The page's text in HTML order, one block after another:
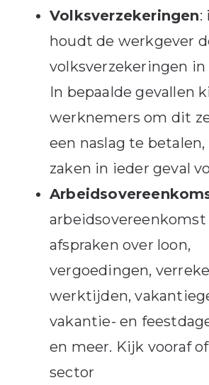
Volksverzekeringen:
houdt de werkgever
volksverzekeringen in
In bepaalde gevallen
werknemers om dit
een naslag te betalen,
zaken in ieder geval
arbeidsovereenkomst
afspraken over loon,
vergoedingen,
werktijden,
vakantie- en
en meer. Kijk vooraf
sector